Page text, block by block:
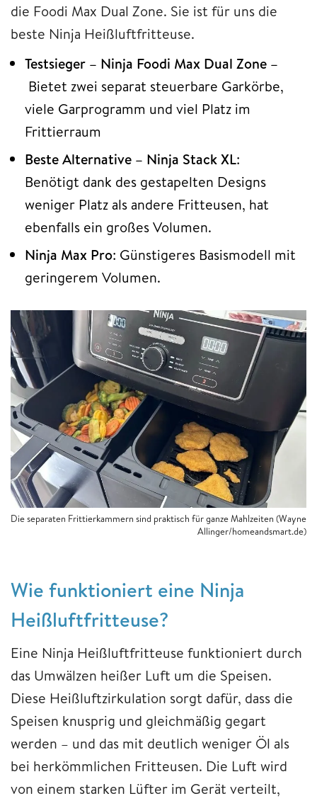
die Foodi Max Dual Zone. Sie ist für uns die
beste Ninja Heißluftfritteuse.
Testsieger – Ninja Foodi Max Dual Zone –
Bietet zwei separat steuerbare Garkörbe,
viele Garprogramm und viel Platz im
Frittierraum
Beste Alternative – Ninja Stack XL:
Benötigt dank des gestapelten Designs
weniger Platz als andere Fritteusen, hat
ebenfalls ein großes Volumen.
Ninja Max Pro: Günstigeres Basismodell mit
geringerem Volumen.
Die separaten Frittierkammern sind praktisch für ganze Mahlzeiten (Wayne
Allinger/homeandsmart.de)
Wie funktioniert eine Ninja
Heißluftfritteuse?
Eine Ninja Heißluftfritteuse funktioniert durch
das Umwälzen heißer Luft um die Speisen.
Diese Heißluftzirkulation sorgt dafür, dass die
Speisen knusprig und gleichmäßig gegart
werden – und das mit deutlich weniger Öl als
bei herkömmlichen Fritteusen. Die Luft wird
von einem starken Lüfter im Gerät verteilt,